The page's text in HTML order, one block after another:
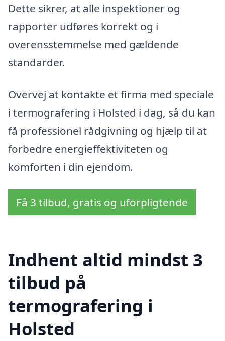
Dette sikrer, at alle inspektioner og
rapporter udføres korrekt og i
overensstemmelse med gældende
standarder.
Overvej at kontakte et firma med speciale
i termografering i Holsted i dag, så du kan
få professionel rådgivning og hjælp til at
forbedre energieffektiviteten og
komforten i din ejendom.
Få 3 tilbud, gratis og uforpligtende
Indhent altid mindst 3
tilbud på
termografering i
Holsted